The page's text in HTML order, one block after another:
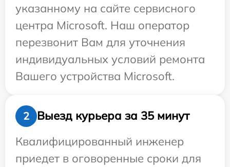
указанному на сайте сервисного
центра Microsoft. Наш оператор
перезвонит Вам для уточнения
индивидуальных условий ремонта
Вашего устройства Microsoft.
2
Выезд курьера за 35 минут
Квалифицированный инженер
приедет в оговоренные сроки для